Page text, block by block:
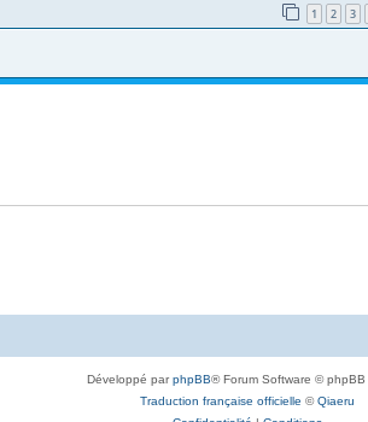
1 2 3
Développé parphpBB® Forum Software © phpBB
Traduction française officielle ©Qiaeru